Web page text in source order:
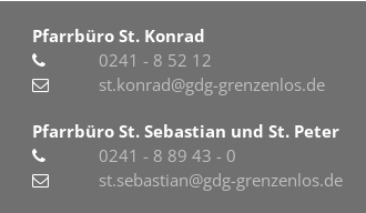
Pfarrbüro St. Konrad
0241 - 8 52 12
st.konrad@gdg-grenzenlos.de
Pfarrbüro St. Sebastian und St. Peter
0241 - 8 89 43 - 0
st.sebastian@gdg-grenzenlos.de